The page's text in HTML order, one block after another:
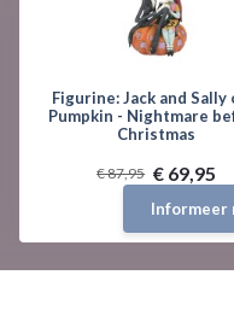
Figurine: Jack and Sally
Pumpkin - Nightmare
Christmas
€ 87,95 € 69,95
Informeer